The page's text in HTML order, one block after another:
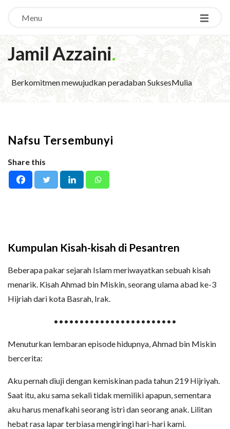
Menu
Jamil Azzaini.
Berkomitmen mewujudkan peradaban SuksesMulia
Nafsu Tersembunyi
Share this
Kumpulan Kisah-kisah di Pesantren
Beberapa pakar sejarah Islam meriwayatkan sebuah kisah
menarik. Kisah Ahmad bin Miskin, seorang ulama abad ke-3
Hijriah dari kota Basrah, Irak.
••••••••••••••••••••••••
Menuturkan lembaran episode hidupnya, Ahmad bin Miskin
bercerita:
Aku pernah diuji dengan kemiskinan pada tahun 219 Hijriyah.
Saat itu, aku sama sekali tidak memiliki apapun, sementara
aku harus menafkahi seorang istri dan seorang anak. Lilitan
hebat rasa lapar terbiasa mengiringi hari-hari kami.